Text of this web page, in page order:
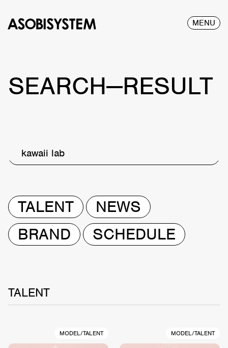
MENU
SEARCH—RESULT
kawaii lab
TALENT
NEWS
BRAND
SCHEDULE
TALENT
MODEL/TALENT MODEL/TALENT